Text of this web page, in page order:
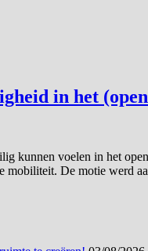
in het
kunnen voelen in het
mobiliteit. De motie werd